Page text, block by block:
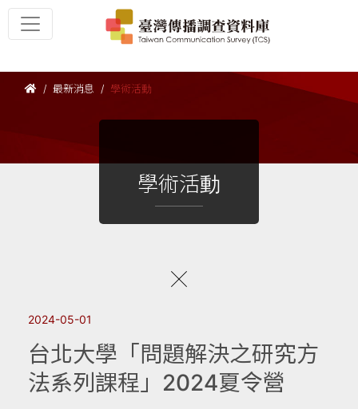
最新消息 學術活動
學術活動
2024-05-01
台北大學「問題解決之研究方
法系列課程」2024夏令營